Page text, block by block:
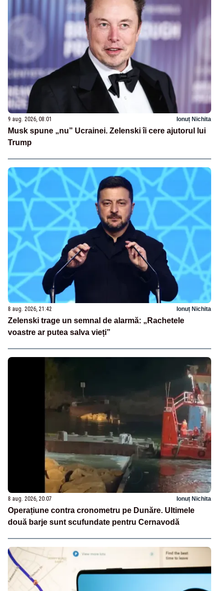
9 aug. 2026, 08:01 Ionuț Nichita
Musk spune „nu” Ucrainei. Zelenski îi cere ajutorul lui
Trump
8 aug. 2026, 21:42 Ionuț Nichita
Zelenski trage un semnal de alarmă: „Rachetele
voastre ar putea salva vieți”
8 aug. 2026, 20:07 Ionuț Nichita
Operațiune contra cronometru pe Dunăre. Ultimele
două barje sunt scufundate pentru Cernavodă